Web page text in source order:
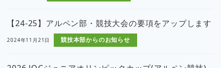
【24-25】アルペン部・競技大会の要項をアップします
2024年11月21日 競技本部からのお知らせ